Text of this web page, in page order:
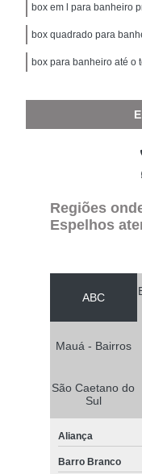
box em l para banheiro
box quadrado para
box para banheiro até o
Regiões
Espelhos
ABC
Mauá - Bairros
São Caetano do
Sul
Aliança
Barro Branco